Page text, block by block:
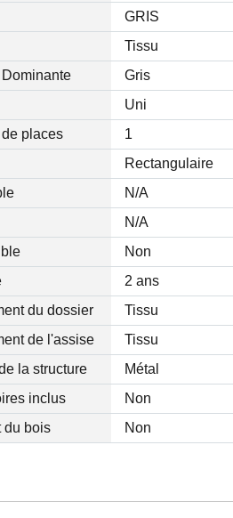
GRIS
Tissu
Gris
Uni
places
1
Rectangulaire
N/A
N/A
Non
2 ans
du dossier
Tissu
de l'assise
Tissu
la structure
Métal
inclus
Non
du bois
Non